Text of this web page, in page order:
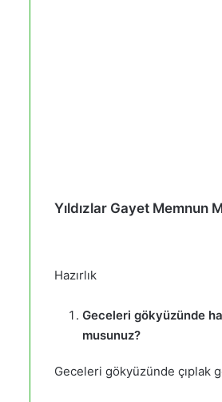
Yıldızlar Gayet Memnun
Hazırlık
Geceleri gökyüzünde
musunuz?
Geceleri gökyüzünde çıplak